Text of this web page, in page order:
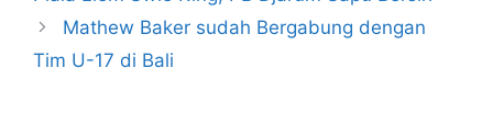
Mathew Baker sudah Bergabung dengan
Tim U-17 di Bali